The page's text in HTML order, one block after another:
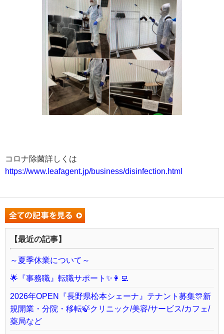
コロナ除菌詳しくは
https://www.leafagent.jp/business/disinfection.html
【最近の記事】
～夏季休業について～
🌟『事務職』転職サポート✨👩‍💻
2026年OPEN『長野県松本シェーナ』テナント募集🎊新
規開業・分院・移転🍃クリニック/美容/サービス/カフェ/
薬局など